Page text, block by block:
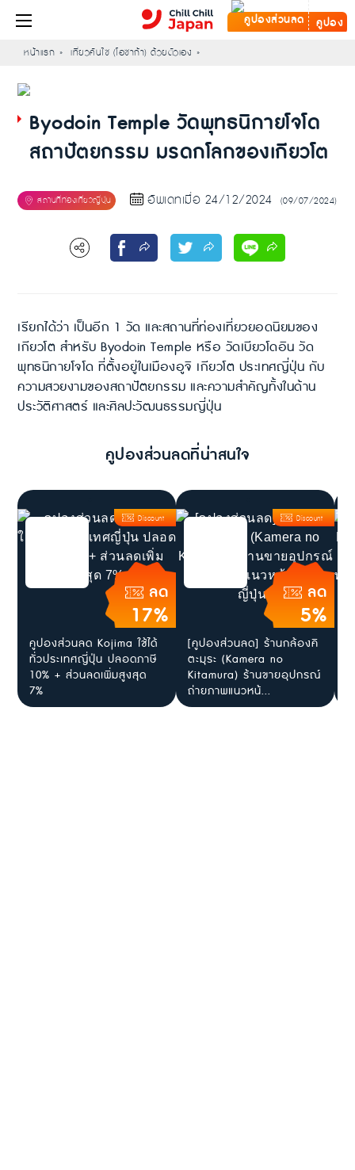
คูปอง
หน้าแรก เที่ยวคันไซ (โอซาก้า) ด้วยตัวเอง
Byodoin Temple วัดพุทธนิกายโจโด
สถาปัตยกรรม มรดกโลกของเกียวโต
อัพเดทเมื่อ 24/12/2024 (09/07/2024)
เรียกได้ว่า เป็นอีก 1 วัด และสถานที่ท่องเที่ยวยอดนิยมของ
เกียวโต สำหรับ Byodoin Temple หรือ วัดเบียวโดอิน วัด
พุทธนิกายโจโด ที่ตั้งอยู่ในเมืองอูจิ เกียวโต ประเทศญี่ปุ่น กับ
ความสวยงามของสถาปัตยกรรม และความสำคัญทั้งในด้าน
ประวัติศาสตร์ และศิลปะวัฒนธรรมญี่ปุ่น
คูปองส่วนลดที่น่าสนใจ
ลด
17%
Discount
คูปองส่วนลด Kojima ใช้ได้
ทั่วประเทศญี่ปุ่น ปลอดภาษี
10% + ส่วนลดเพิ่มสูงสุด
7%
ลด
5%
Discount
[คูปองส่วนลด] ร้านกล้องคิ
ตะมุระ (Kamera no
Kitamura) ร้านขายอุปกรณ์
ถ่ายภาพแนวหน้...